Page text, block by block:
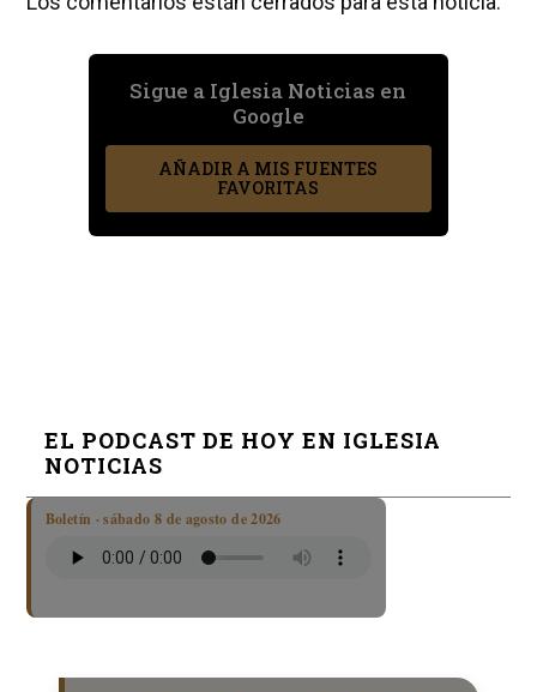
Sigue a Iglesia Noticias en
Google
AÑADIR A MIS FUENTES
FAVORITAS
EL PODCAST DE HOY EN IGLESIA
NOTICIAS
Boletín · sábado 8 de agosto de 2026